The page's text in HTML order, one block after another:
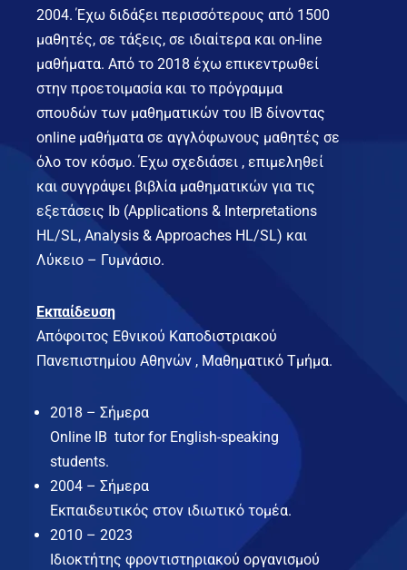
2004. Έχω διδάξει περισσότερους από 1500
μαθητές, σε τάξεις, σε ιδιαίτερα και on-line
μαθήματα. Από το 2018 έχω επικεντρωθεί
στην προετοιμασία και το πρόγραμμα
σπουδών των μαθηματικών του IB δίνοντας
online μαθήματα σε αγγλόφωνους μαθητές σε
όλο τον κόσμο. Έχω σχεδιάσει , επιμεληθεί
και συγγράψει βιβλία μαθηματικών για τις
εξετάσεις Ib (Applications & Interpretations
HL/SL, Analysis & Approaches HL/SL) και
Λύκειο – Γυμνάσιο.
Εκπαίδευση
Απόφοιτος Εθνικού Καποδιστριακού
Πανεπιστημίου Αθηνών , Μαθηματικό Τμήμα.
2018 – Σήμερα
Online IB tutor for English-speaking
students.
2004 – Σήμερα
Εκπαιδευτικός στον ιδιωτικό τομέα.
2010 – 2023
Ιδιοκτήτης φροντιστηριακού οργανισμού